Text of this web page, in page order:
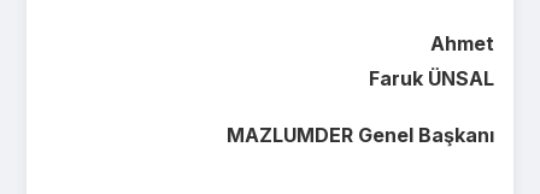
Ahmet
Faruk ÜNSAL
MAZLUMDER Genel Başkanı